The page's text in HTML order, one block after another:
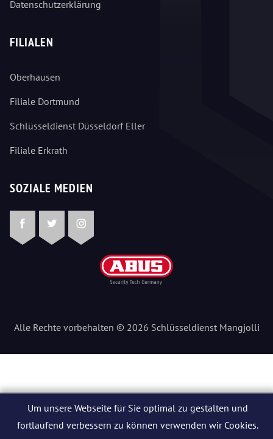
Datenschutzerklärung
FILIALEN
Oberhausen
Filiale Dortmund
Schlüsseldienst Düsseldorf Eller
Filiale Erkrath
SOZIALE MEDIEN
FacebookTwitterInstagram
Alle Rechte vorbehalten © 2026 Schlüsseldienst Mangjolli
Um unsere Webseite für Sie optimal zu gestalten und
fortlaufend verbessern zu können verwenden wir Cookies.